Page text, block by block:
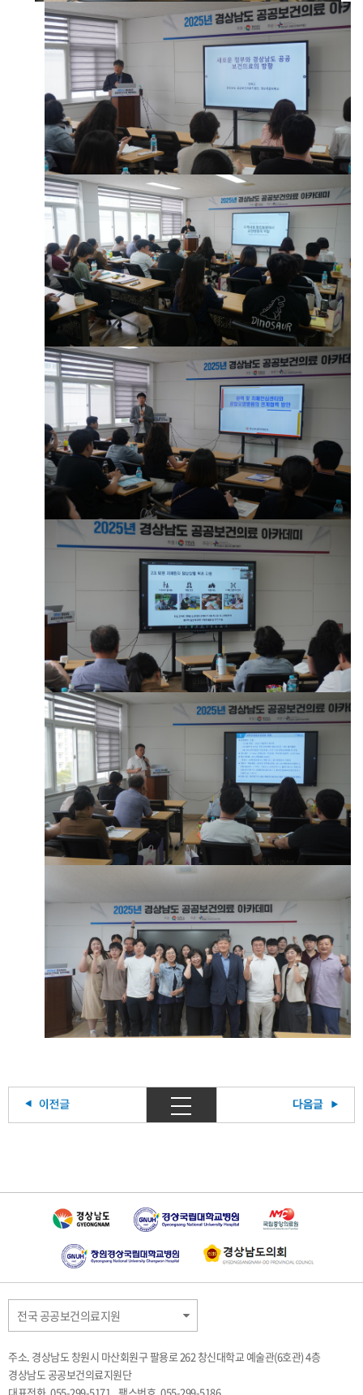
전국 공공보건의료지원
주소. 경상남도 창원시 마산회원구 팔용로 262 창신대학교 예술관(6호관) 4층
경상남도 공공보건의료지원단
대표전화. 055-299-5171 팩스번호. 055-299-5186